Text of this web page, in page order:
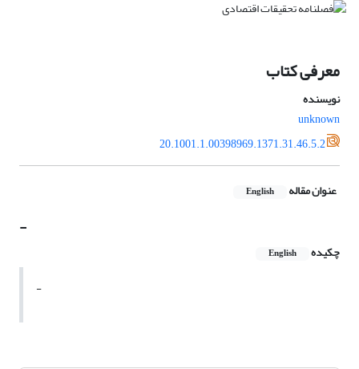
معرفی کتاب
نویسنده
unknown
20.1001.1.00398969.1371.31.46.5.2
عنوان مقاله English
-
چکیده English
-